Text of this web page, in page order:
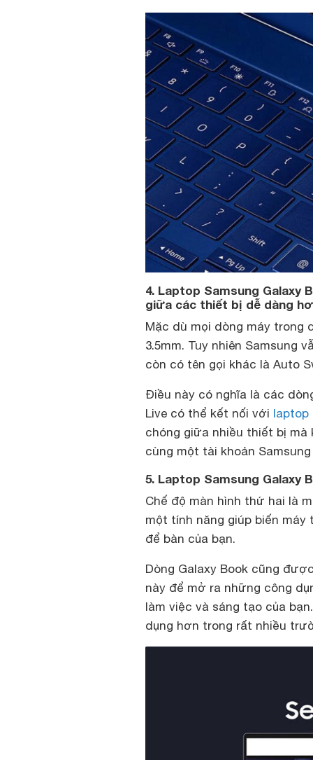
4. Laptop Samsung
giữa các thiết bị dễ dàng
Mặc dù mọi dòng máy trong
3.5mm. Tuy nhiên Samsung
còn có tên gọi khác là Auto
Điều này có nghĩa là các
Live có thể kết nối với laptop
chóng giữa nhiều thiết bị
cùng một tài khoản
5. Laptop Samsung Galaxy
Chế độ màn hình thứ hai là
một tính năng giúp biến máy
để bàn của bạn.
Dòng Galaxy Book cũng
này để mở ra những công
làm việc và sáng tạo của
dụng hơn trong rất nhiều